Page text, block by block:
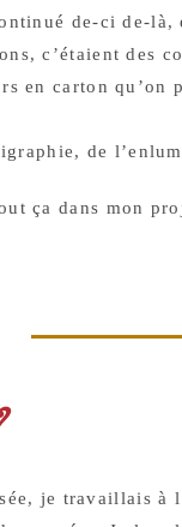
de-ci de-
c’étaient des
en carton
de
ça dans mon
je travaillais à